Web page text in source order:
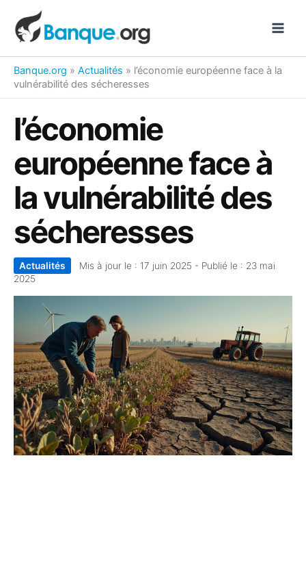
contenu
Banque.org » Actualités » l’économie européenne face à la
vulnérabilité des sécheresses
l’économie
européenne face à
la vulnérabilité des
sécheresses
Actualités Mis à jour le : 17 juin 2025 - Publié le : 23 mai
2025